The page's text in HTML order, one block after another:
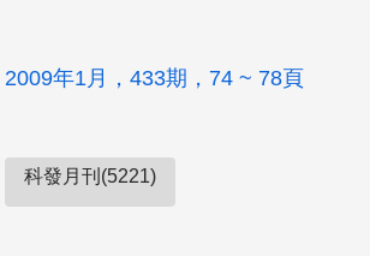
2009年1月，433期，74 ~ 78頁
科發月刊(5221)